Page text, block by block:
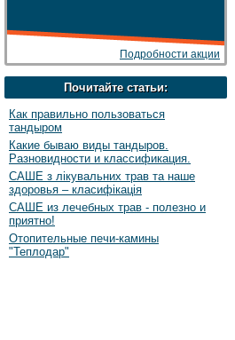
Подробности акции
Почитайте статьи:
Как правильно пользоваться
тандыром
Какие бываю виды тандыров.
Разновидности и классификация.
САШЕ з лікувальних трав та наше
здоровья – класифікація
САШЕ из лечебных трав - полезно и
приятно!
Отопительные печи-камины
"Теплодар"